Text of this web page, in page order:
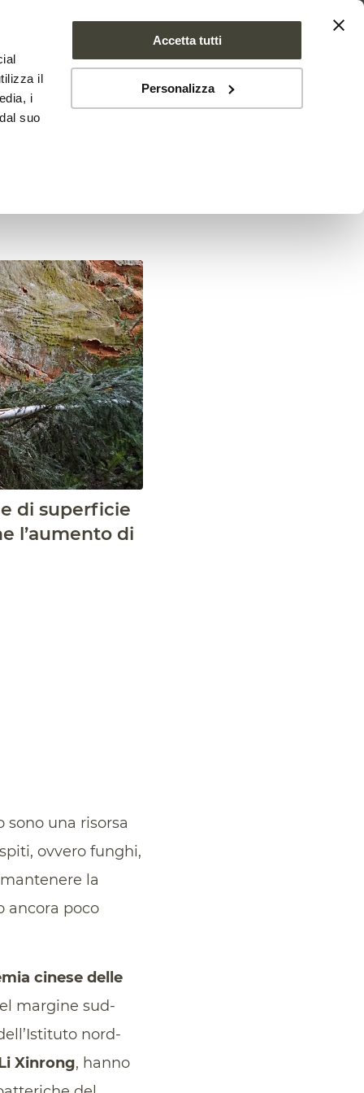
il
i
suo
Accetta tutti
Personalizza
FARMS NEWS CONTATTI
di superficie
l’aumento di
sono una risorsa
ovvero funghi,
la
ancora poco
cinese delle
margine sud-
nord-
Xinrong, hanno